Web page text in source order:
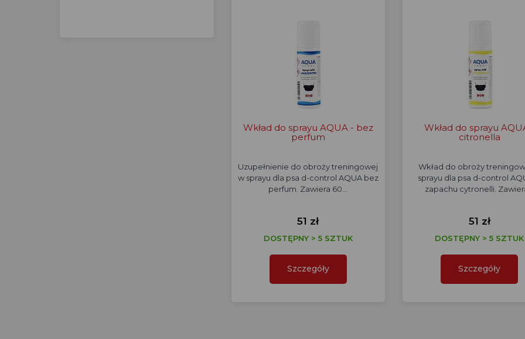
Wkład do sprayu AQUA - bez
perfum
Uzupełnienie do obroży treningowej
w sprayu dla psa d-control AQUA bez
perfum. Zawiera 60…
51 zł
DOSTĘPNY > 5 SZTUK
Szczegóły
Wkład do sprayu
citronella
Wkład do obroży
sprayu dla psa d-control
zapachu cytronelli.
51 zł
DOSTĘPNY > 5 SZTUK
Szczegóły